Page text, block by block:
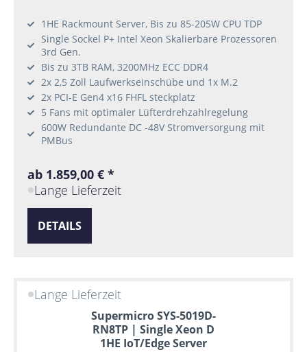
1HE Rackmount Server, Bis zu 85-205W CPU TDP
Single Sockel P+ Intel Xeon Skalierbare Prozessoren
3rd Gen.
Bis zu 3TB RAM, 3200MHz ECC DDR4
2x 2,5 Zoll Laufwerkseinschübe und 1x M.2
2x PCI-E Gen4 x16 FHFL steckplatz
5 Fans mit optimaler Lüfterdrehzahlregelung
600W Redundante DC -48V Stromversorgung mit
PMBus
ab 1.859,00 € *
Lange Lieferzeit
DETAILS
Lange Lieferzeit
Supermicro SYS-5019D-
RN8TP | Single Xeon D
1HE IoT/Edge Server